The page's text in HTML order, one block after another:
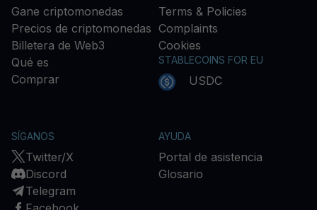
Gane criptomonedas
Precios de criptomonedas
Billetera de Web3
Qué es
Comprar
Terms & Policies
Complaints
Cookies
STABLECOINS FOR EU
USDC
SÍGANOS
Twitter/X
Discord
Telegram
AYUDA
Portal de asistencia
Glosario